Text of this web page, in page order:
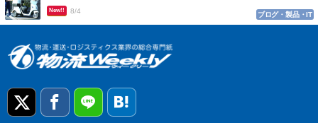
New!! 8/4 ブログ・製品・IT